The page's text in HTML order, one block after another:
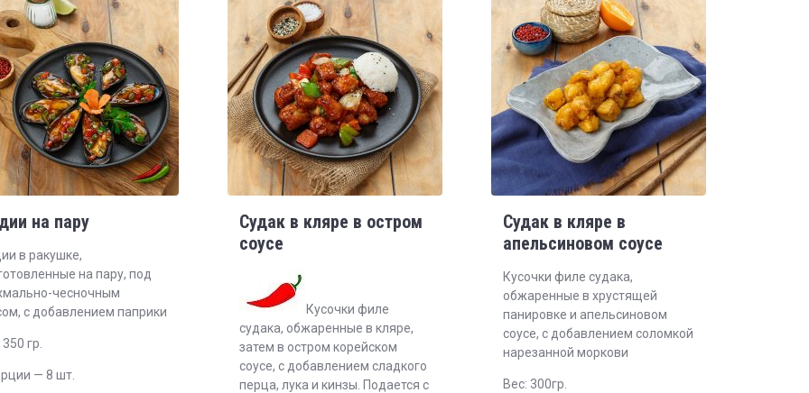
на пару
в ракушке,
на пару, под
чесночным
с добавлением паприки
гр.
— 8 шт.
Судак в кляре в остром
соусе
Кусочки филе
судака, обжаренные в кляре,
затем в остром корейском
соусе, с добавлением сладкого
перца, лука и кинзы. Подается с
Судак в кляре в
апельсиновом соусе
Кусочки филе судака,
обжаренные в хрустящей
панировке и апельсиновом
соусе, с добавлением соломкой
нарезанной моркови
Вес: 300гр.